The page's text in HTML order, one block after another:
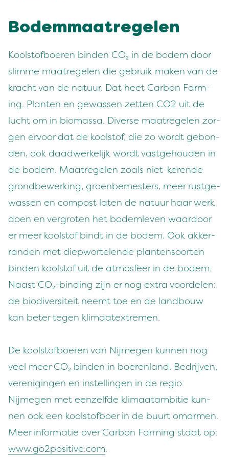
Bodem­maa­trege­len
Kool­stof­boeren binden CO₂ in de bodem door
slimme maa­trege­len die gebruik mak­en van de
kracht van de natu­ur. Dat heet Car­bon Farm­
ing. Planten en gewassen zetten CO2 uit de
lucht om in bio­mas­sa. Diverse maa­trege­len zor­
gen ervoor dat de kool­stof, die zo wordt gebon­
den, ook daad­w­erke­lijk wordt vast­ge­houden in
de bodem. Maa­trege­len zoals niet-kerende
grond­be­w­erk­ing, groenbe­mesters, meer rust­ge­
wassen en com­post lat­en de natu­ur haar werk
doen en ver­groten het bodem­leven waar­door
er meer kool­stof bindt in de bodem. Ook akker­
ran­den met diep­worte­lende planten­soorten
binden kool­stof uit de atmos­feer in de bodem.
Naast CO₂-bind­ing zijn er nog extra voorde­len:
de bio­di­ver­siteit neemt toe en de land­bouw
kan beter tegen klimaatextremen.
De kool­stof­boeren van Nijmegen kun­nen nog
veel meer CO₂ binden in boeren­land. Bedri­jven,
verenigin­gen en instellin­gen in de regio
Nijmegen met een­zelfde kli­maatam­bitie kun­
nen ook een kool­stof­boer in de buurt omar­men.
Meer infor­matie over Car­bon Farm­ing staat op:
www​.go2​pos​i​tive​.com.